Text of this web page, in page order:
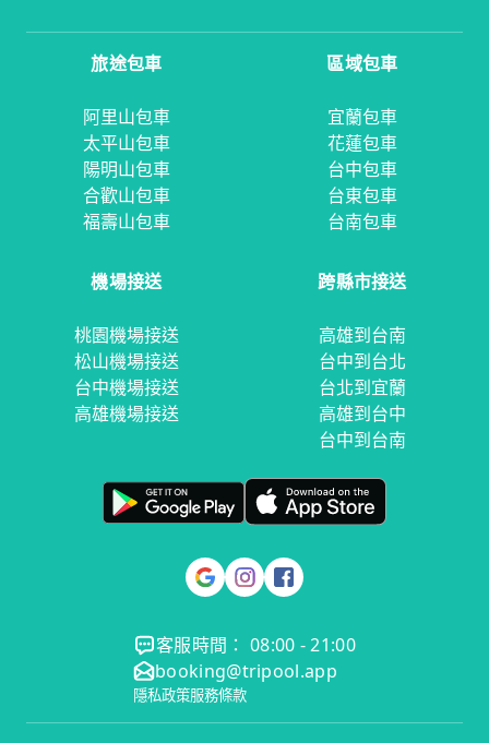
旅途包車
阿里山包車
太平山包車
陽明山包車
合歡山包車
福壽山包車
區域包車
宜蘭包車
花蓮包車
台中包車
台東包車
台南包車
機場接送
桃園機場接送
松山機場接送
台中機場接送
高雄機場接送
跨縣市接送
高雄到台南
台中到台北
台北到宜蘭
高雄到台中
台中到台南
客服時間： 08:00 - 21:00
booking@tripool.app
隱私政策服務條款